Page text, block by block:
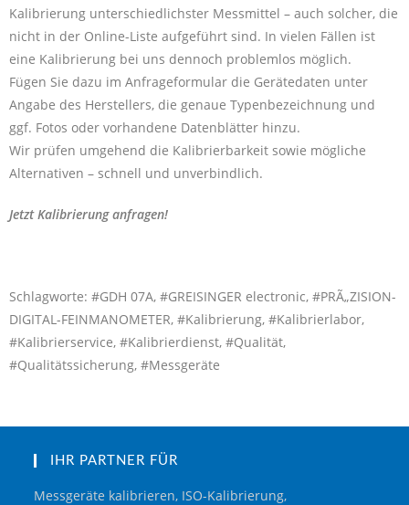
Kalibrierung unterschiedlichster Messmittel – auch solcher, die
nicht in der Online-Liste aufgeführt sind. In vielen Fällen ist
eine Kalibrierung bei uns dennoch problemlos möglich.
Fügen Sie dazu im Anfrageformular die Gerätedaten unter
Angabe des Herstellers, die genaue Typenbezeichnung und
ggf. Fotos oder vorhandene Datenblätter hinzu.
Wir prüfen umgehend die Kalibrierbarkeit sowie mögliche
Alternativen – schnell und unverbindlich.
Jetzt Kalibrierung anfragen!
Schlagworte: #GDH 07A, #GREISINGER electronic, #PRÃ„ZISION-
DIGITAL-FEINMANOMETER, #Kalibrierung, #Kalibrierlabor,
#Kalibrierservice, #Kalibrierdienst, #Qualität,
#Qualitätssicherung, #Messgeräte
IHR PARTNER FÜR
Messgeräte kalibrieren, ISO-Kalibrierung,